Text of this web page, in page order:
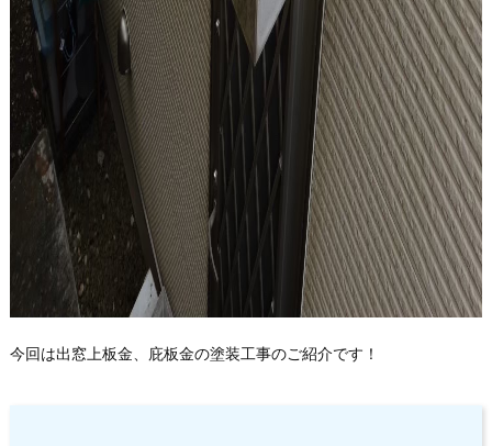
今回は出窓上板金、庇板金の塗装工事のご紹介です！